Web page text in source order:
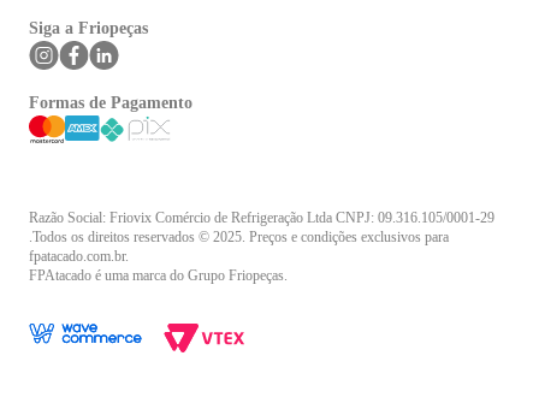
Siga a Friopeças
Formas de Pagamento
Razão Social: Friovix Comércio de Refrigeração Ltda CNPJ: 09.316.105/0001-29
.Todos os direitos reservados © 2025. Preços e condições exclusivos para
fpatacado.com.br.
FPAtacado é uma marca do Grupo Friopeças.